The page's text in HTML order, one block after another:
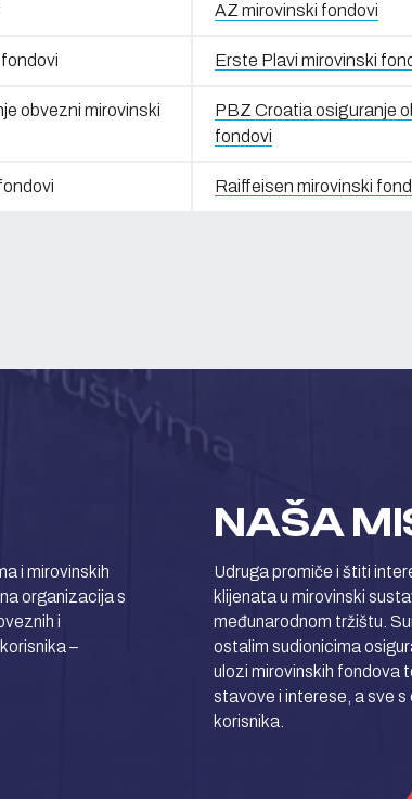
AZ mirovinski fondovi
Erste Plavi mirovinski
obvezni mirovinski
PBZ Croatia osiguranje
fondovi
Raiffeisen mirovinski
i mirovinskih
organizacija s
i
–
NAŠA
Udruga promiče i štiti
klijenata u mirovinski
međunarodnom tržištu.
ostalim sudionicima
ulozi mirovinskih fondova
stavove i interese, a sve
korisnika.